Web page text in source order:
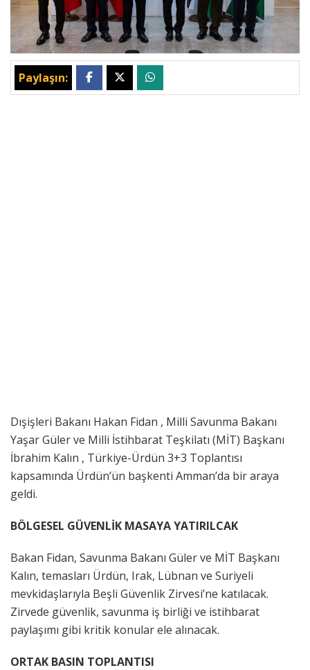
Paylaşın:
Dışişleri Bakanı Hakan Fidan , Milli Savunma Bakanı
Yaşar Güler ve Milli İstihbarat Teşkilatı (MİT) Başkanı
İbrahim Kalın , Türkiye-Ürdün 3+3 Toplantısı
kapsamında Ürdün’ün başkenti Amman’da bir araya
geldi.
BÖLGESEL GÜVENLİK MASAYA YATIRILCAK
Bakan Fidan, Savunma Bakanı Güler ve MİT Başkanı
Kalın, temasları Ürdün, Irak, Lübnan ve Suriyeli
mevkidaşlarıyla Beşli Güvenlik Zirvesi’ne katılacak.
Zirvede güvenlik, savunma iş birliği ve istihbarat
paylaşımı gibi kritik konular ele alınacak.
ORTAK BASIN TOPLANTISI